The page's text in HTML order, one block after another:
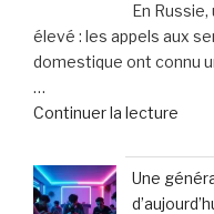
un
:
En Russie,
élevé : les appels aux
domestique ont connu
…
Continuer la lecture
:
Une